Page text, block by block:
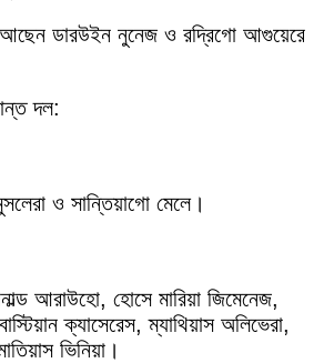
ডারউইন নুনেজ ও রদ্রিগো আগুয়েরে
দল:
ও সান্তিয়াগো মেলে।
আরাউহো, হোসে মারিয়া জিমেনেজ,
ক্যাসেরেস, ম্যাথিয়াস অলিভেরা,
ভিনিয়া।